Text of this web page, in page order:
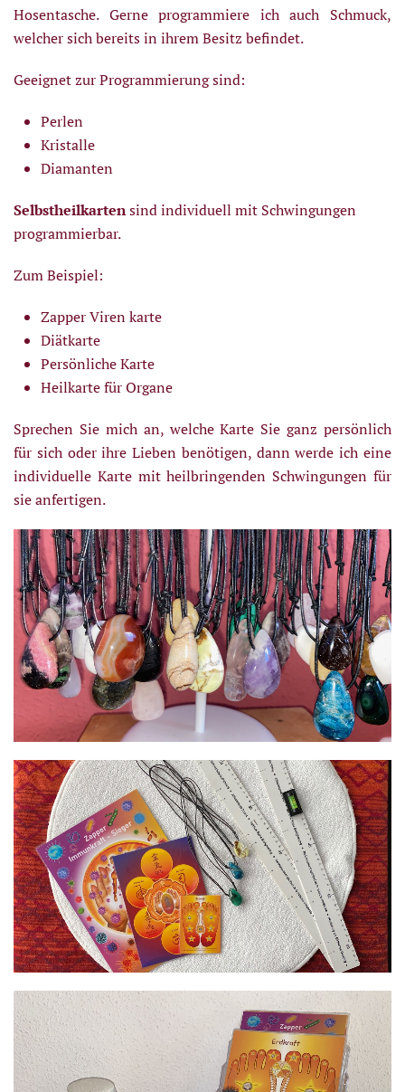
Hosentasche. Gerne programmiere ich auch Schmuck,
welcher sich bereits in ihrem Besitz befindet.
Geeignet zur Programmierung sind:
Perlen
Kristalle
Diamanten
Selbstheilkartensind individuell mit Schwingungen
programmierbar.
Zum Beispiel:
Zapper Viren karte
Diätkarte
Persönliche Karte
Heilkarte für Organe
Sprechen Sie mich an, welche Karte Sie ganz persönlich
für sich oder ihre Lieben benötigen, dann werde ich eine
individuelle Karte mit heilbringenden Schwingungen für
sie anfertigen.